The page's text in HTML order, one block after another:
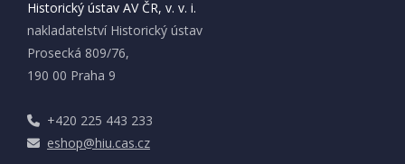
Historický ústav AV ČR, v. v. i.
nakladatelství Historický ústav
Prosecká 809/76,
190 00 Praha 9
+420 225 443 233
eshop@hiu.cas.cz